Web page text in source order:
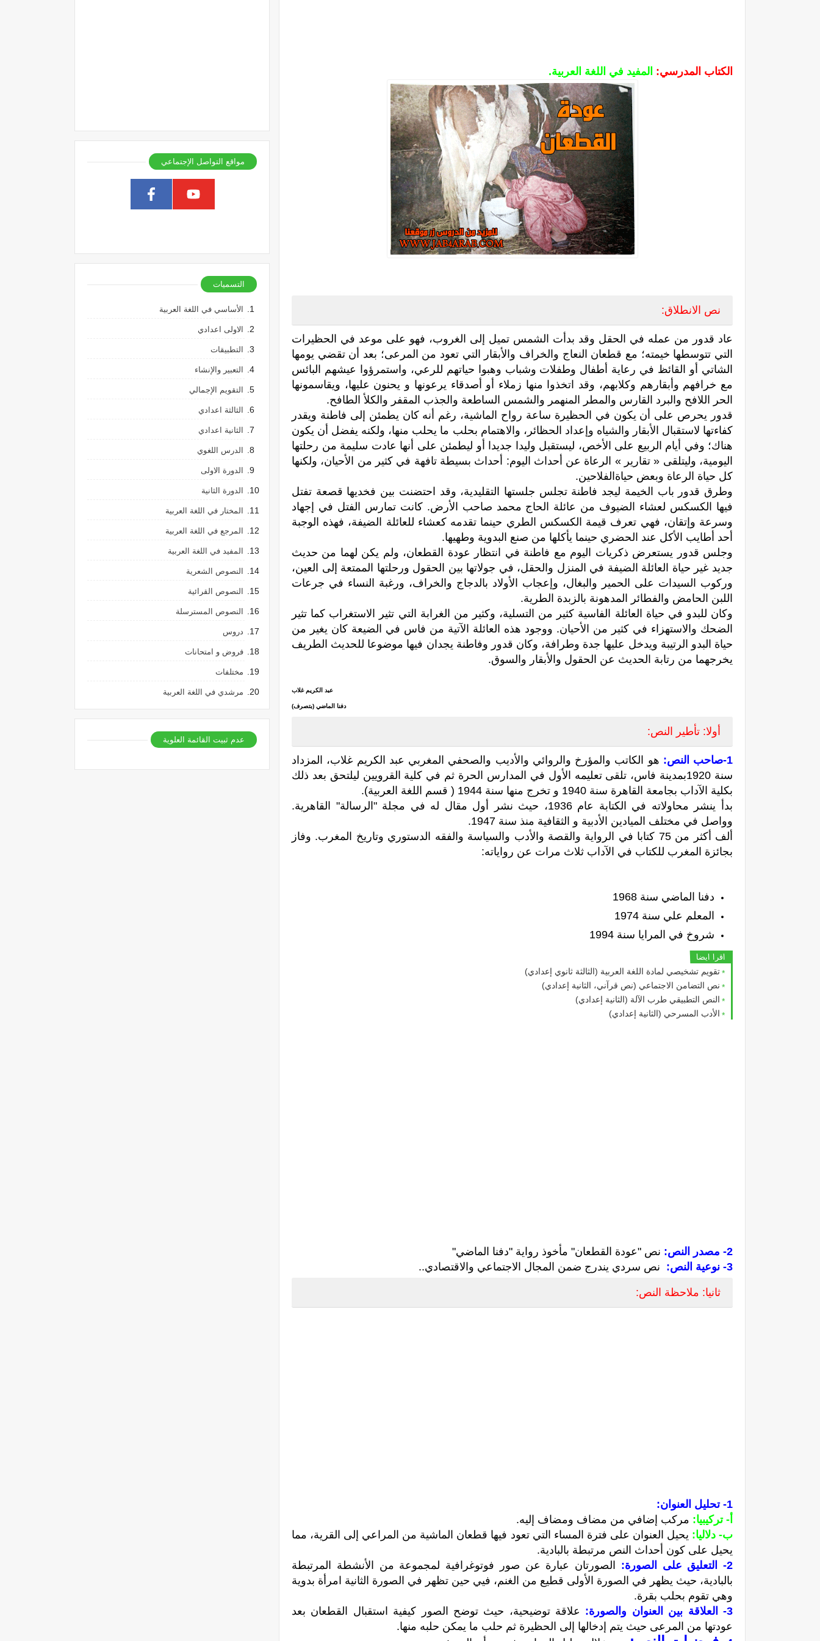
الكتاب المدرسي: المفيد في اللغة العربية.
نص الانطلاق:
عاد قدور من عمله في الحقل وقد بدأت الشمس تميل إلى الغروب، فهو على موعد في الحظيرات
التي تتوسطها خيمته؛ مع قطعان النعاج والخراف والأبقار التي تعود من المرعى؛ بعد أن تقضي يومها
الشاتي أو القائظ في رعاية أطفال وطفلات وشباب وهبوا حياتهم للرعي، واستمرؤوا عيشهم البائس
مع خرافهم وأبقارهم وكلابهم، وقد اتخذوا منها زملاء أو أصدقاء يرعونها و يحنون عليها، ويقاسمونها
الحر اللافح والبرد القارس والمطر المنهمر والشمس الساطعة والجذب المقفر والكلأ الطافح.
قدور يحرص على أن يكون في الحظيرة ساعة رواح الماشية، رغم أنه كان يطمئن إلى فاطنة ويقدر
كفاءتها لاستقبال الأبقار والشياه وإعداد الحظائر، والاهتمام بحلب ما يحلب منها، ولكنه يفضل أن يكون
هناك؛ وفي أيام الربيع على الأخص، ليستقبل وليدا جديدا أو ليطمئن على أنها عادت سليمة من رحلتها
اليومية، وليتلقى « تقارير » الرعاة عن أحداث اليوم: أحداث بسيطة تافهة في كثير من الأحيان، ولكنها
كل حياة الرعاة وبعض حياةالفلاحين.
وطرق قدور باب الخيمة ليجد فاطنة تجلس جلستها التقليدية، وقد احتضنت بين فخديها قصعة تفتل
فيها الكسكس لعشاء الضيوف من عائلة الحاج محمد صاحب الأرض. كانت تمارس الفتل في إجهاد
وسرعة وإتقان، فهي تعرف قيمة الكسكس الطري حينما تقدمه کعشاء للعائلة الضيفة، فهذه الوجبة
أحد أطايب الأكل عند الحضري حينما يأكلها من صنع البدوية وطهيها.
وجلس قدور يستعرض ذكريات اليوم مع فاطنة في انتظار عودة القطعان، ولم يكن لهما من حديث
جديد غير حياة العائلة الضيفة في المنزل والحقل، في جولاتها بين الحقول ورحلتها الممتعة إلى العين،
وركوب السيدات على الحمير والبغال، وإعجاب الأولاد بالدجاج والخراف، ورغبة النساء في جرعات
اللبن الحامض والفطائر المدهونة بالزبدة الطرية.
وكان للبدو في حياة العائلة الفاسية كثير من التسلية، وكثير من الغرابة التي تثير الاستغراب كما تثير
الضحك والاستهزاء في كثير من الأحيان. ووجود هذه العائلة الآتية من فاس في الضيعة كان يغير من
حياة البدو الرتيبة ويدخل عليها جدة وطرافة، وكان قدور وفاطنة يجدان فيها موضوعا للحديث الطريف
يخرجهما من رتابة الحديث عن الحقول والأبقار والسوق.
عبد الكريم غلاب
دفنا الماضي (بتصرف)
أولا: تأطير النص:
1-صاحب النص: هو الكاتب والمؤرخ والروائي والأديب والصحفي المغربي عبد الكريم غلاب، المزداد
سنة 1920بمدينة فاس، تلقى تعليمه الأول في المدارس الحرة ثم في كلية القرويين ليلتحق بعد ذلك
بكلية الآداب بجامعة القاهرة سنة 1940 و تخرج منها سنة 1944 ( قسم اللغة العربية).
بدأ ينشر محاولاته في الكتابة عام 1936، حيث نشر أول مقال له في مجلة "الرسالة" القاهرية.
وواصل في مختلف الميادين الأدبية و الثقافية منذ سنة 1947.
ألف أكثر من 75 كتابا في الرواية والقصة والأدب والسياسة والفقه الدستوري وتاريخ المغرب. و
فاز
بجائزة المغرب للكتاب في الآداب ثلاث مرات عن رواياته:
دفنا الماضي سنة 1968
المعلم علي سنة 1974
شروخ في المرايا سنة 1994
اقرا ايضا
تقويم تشخيصي لمادة اللغة العربية (الثالثة ثانوي إعدادي)
نص التضامن الاجتماعي (نص قرآني، الثانية إعدادي)
النص التطبيقي طرب الآلة (الثانية إعدادي)
الأدب المسرحي (الثانية إعدادي)
2- مصدر النص:
نص "عودة القطعان" مأخوذ رواية "دفنا الماضي"
3- نوعية النص:
نص سردي يندرج ضمن المجال الاجتماعي والاقتصادي..
ثانيا: ملاحظة النص:
1- تحليل العنوان:
أ- تركيبيا: مركب إضافي من مضاف ومضاف إليه.
ب- دلاليا: يحيل العنوان على فترة المساء التي تعود فيها قطعان الماشية من المراعي إلى القرية، مما
يحيل على كون أحداث النص مرتبطة بالبادية.
2- التعليق على الصورة:
الصورتان عبارة عن صور فوتوغرافية لمجموعة من الأنشطة المرتبطة
بالبادية، حيث يظهر في الصورة الأولى قطيع من الغنم، فيي حين تظهر في الصورة الثانية امرأة بدوية
وهي تقوم بحلب بقرة.
3- العلاقة بين العنوان والصورة:
علاقة توضيحية، حيث توضح الصور كيفية استقبال القطعان بعد
عودتها من المرعى حيث يتم إدخالها إلى الحظيرة ثم حلب ما يمكن حلبه منها.
مواقع التواصل الإجتماعي
التسميات
الأساسي في اللغة العربية
الاولى اعدادي
التطبيقات
التعبير والإنشاء
التقويم الإجمالي
الثالثة اعدادي
الثانية اعدادي
الدرس اللغوي
الدورة الاولى
الدورة الثانية
المختار في اللغة العربية
المرجع في اللغة العربية
المفيد في اللغة العربية
النصوص الشعرية
النصوص القرائية
النصوص المسترسلة
دروس
فروض و امتحانات
مختلفات
مرشدي في اللغة العربية
عدم ثبيت القائمة العلوية